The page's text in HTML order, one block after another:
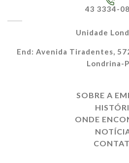
43 3334-
Unidade
End: Avenida Tiradentes,
Londrina-
SOBRE A
ONDE